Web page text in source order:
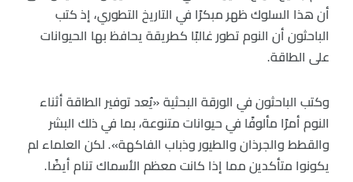
أن هذا السلوك ظهر مبكرًا في التاريخ التطوري، إذ كتب
الباحثون أن النوم تطور غالبًا كطريقة يحافظ بها الحيوانات
على الطاقة.
وكتب الباحثون في الورقة البحثية «يُعد توفير الطاقة أثناء
النوم أمرًا مألوفًا في حيوانات متنوعة، بما في ذلك البشر
والقطط والجرذان والطيور وذباب الفاكهة». لكن العلماء لم
يكونوا متأكدين مما إذا كانت معظم الأسماك تنام أيضًا.